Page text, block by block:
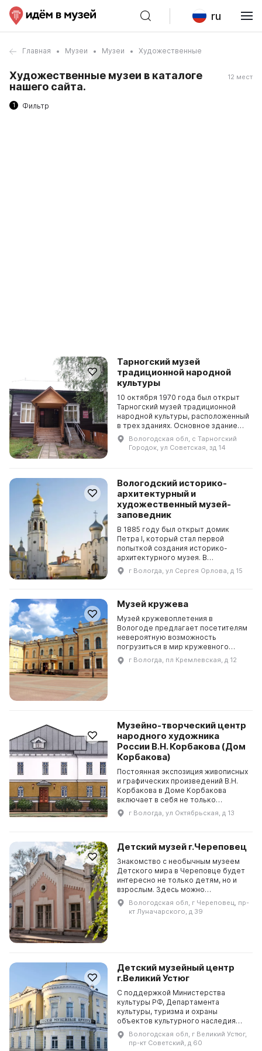
ru
Главная Музеи Музеи Художественные
Художественные музеи в каталоге
нашего сайта.
12 мест
1 Фильтр
Тарногский музей
традиционной народной
культуры
10 октября 1970 года был открыт
Тарногский музей традиционной
народной культуры, расположенный
в трех зданиях. Основное здание
было построено в 1927 году и в нём
расположена основная экспозиция
музея....
Вологодская обл, с Тарногский
Городок, ул Советская, зд 14
Вологодский историко-
архитектурный и
художественный музей-
заповедник
В 1885 году был открыт домик
Петра I, который стал первой
попыткой создания историко-
архитектурного музея. В
настоящее время музей включает в
себя комплекс памятников
г Вологда, ул Сергея Орлова, д 15
Музей кружева
Музей кружевоплетения в
Вологоде предлагает посетителям
невероятную возможность
погрузиться в мир кружевного
искусства. Основная экспозиция
расположена на площади 1500 кв. м
г Вологда, пл Кремлевская, д 12
Музейно-творческий центр
народного художника
России В.Н. Корбакова (Дом
Корбакова)
Постоянная экспозиция живописных
и графических произведений В.Н.
Корбакова в Доме Корбакова
включает в себя не только
произведения из дара художника
городу Вологде, но и работы
г Вологда, ул Октябрьская, д 13
Детский музей г.Череповец
Знакомство с необычным музеем
Детского мира в Череповце будет
интересно не только детям, но и
взрослым. Здесь можно
проникнуться атмосферой разных
поколений - от древности до конца
XX века. На экспози...
Вологодская обл, г Череповец, пр-
кт Луначарского, д 39
Детский музейный центр
г.Великий Устюг
С поддержкой Министерства
культуры РФ, Департамента
культуры, туризма и охраны
объектов культурного наследия
Вологодской области и личного
патроната губернатора
Вологодской области О. А.
Вологодская обл, г Великий Устюг,
пр-кт Советский, д 60